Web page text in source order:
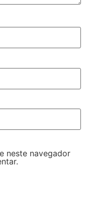
neste navegador